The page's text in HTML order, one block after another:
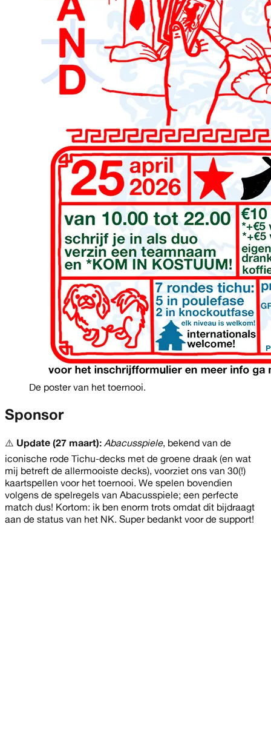
De poster van het toernooi.
Sponsor
⚠️ Update (27 maart): Abacusspiele, bekend van de
iconische rode Tichu-decks met de groene draak (en wat
mij betreft de allermooiste decks), voorziet ons van 30(!)
kaartspellen voor het toernooi. We spelen bovendien
volgens de spelregels van Abacusspiele; een perfecte
match dus! Kortom: ik ben enorm trots omdat dit bijdraagt
aan de status van het NK. Super bedankt voor de support!